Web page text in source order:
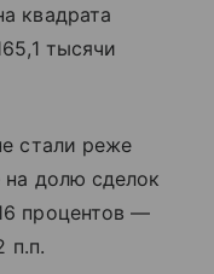
квадрата
тысячи
стали реже
долю сделок
процентов —
п.п.